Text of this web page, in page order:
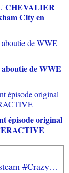
CHEVALIER
City en
de WWE
épisode original
CONCOURS: Gagnez un des 5 codes #steam #CrazyPixelStreaker!